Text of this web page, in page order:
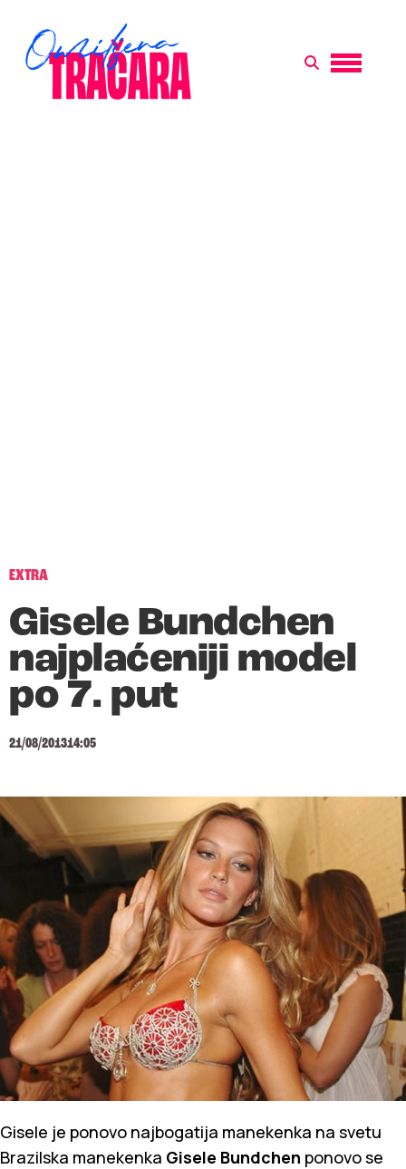
EXTRA
Gisele Bundchen
najplaćeniji model
po 7. put
21/08/201314:05
Gisele je ponovo najbogatija manekenka na svetu
Brazilska manekenka Gisele Bundchen ponovo se